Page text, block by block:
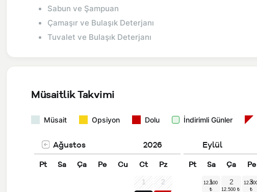
Sabun ve Şampuan
Çamaşır ve Bulaşık Deterjanı
Tuvalet ve Bulaşık Deterjanı
Müsaitlik Takvimi
Müsait Opsiyon Dolu İndirimli Günler
Ağustos 2026
Pt Sa Ça Pe Cu Ct Pz
1
2
Eylül
Pt Sa Ça Pe
1 2 3